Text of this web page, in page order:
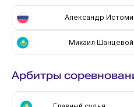
Александр
Михаил Шанцевой
Арбитры